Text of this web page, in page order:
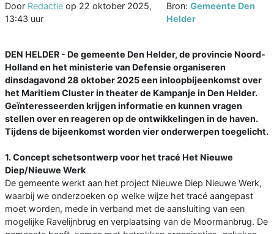
Door Redactie op 22 oktober 2025,
13:43 uur
Bron: Gemeente Den
Helder
DEN HELDER - De gemeente Den Helder, de provincie Noord-
Holland en het ministerie van Defensie organiseren
dinsdagavond 28 oktober 2025 een inloopbijeenkomst over
het Maritiem Cluster in theater de Kampanje in Den Helder.
Geïnteresseerden krijgen informatie en kunnen vragen
stellen over en reageren op de ontwikkelingen in de haven.
Tijdens de bijeenkomst worden vier onderwerpen toegelicht.
1. Concept schetsontwerp voor het tracé Het Nieuwe
Diep/Nieuwe Werk
De gemeente werkt aan het project Nieuwe Diep Nieuwe Werk,
waarbij we onderzoeken op welke wijze het tracé aangepast
moet worden, mede in verband met de aansluiting van een
mogelijke Ravelijnbrug en verplaatsing van de Moormanbrug. De